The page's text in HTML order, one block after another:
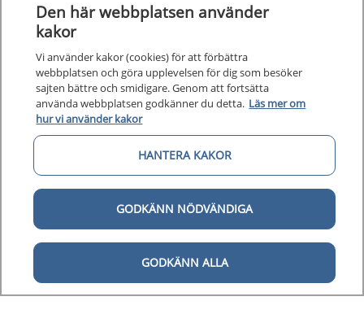
Den här webbplatsen använder
kakor
Vi använder kakor (cookies) för att förbättra
webbplatsen och göra upplevelsen för dig som besöker
sajten bättre och smidigare. Genom att fortsätta
använda webbplatsen godkänner du detta. Läs mer om
hur vi använder kakor
HANTERA KAKOR
GODKÄNN NÖDVÄNDIGA
GODKÄNN ALLA